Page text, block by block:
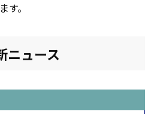
す。
ュース